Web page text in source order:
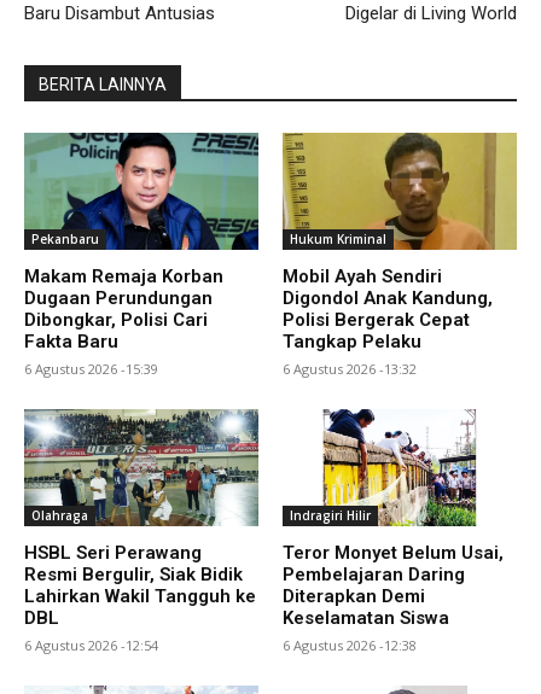
Baru Disambut Antusias
Digelar di Living World
BERITA LAINNYA
Pekanbaru
Makam Remaja Korban
Dugaan Perundungan
Dibongkar, Polisi Cari
Fakta Baru
6 Agustus 2026 -15:39
Hukum Kriminal
Mobil Ayah Sendiri
Digondol Anak Kandung,
Polisi Bergerak Cepat
Tangkap Pelaku
6 Agustus 2026 -13:32
Olahraga
HSBL Seri Perawang
Resmi Bergulir, Siak Bidik
Lahirkan Wakil Tangguh ke
DBL
6 Agustus 2026 -12:54
Indragiri Hilir
Teror Monyet Belum Usai,
Pembelajaran Daring
Diterapkan Demi
Keselamatan Siswa
6 Agustus 2026 -12:38